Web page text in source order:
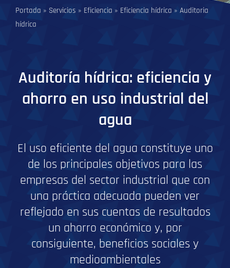
Portada » Servicios » Eficiencia » Eficiencia hídrica » Auditoria
hídrica
Auditoría hídrica: eficiencia y
ahorro en uso industrial del
agua
El uso eficiente del agua constituye uno
de los principales objetivos para las
empresas del sector industrial que con
una práctica adecuada pueden ver
reflejado en sus cuentas de resultados
un ahorro económico y, por
consiguiente, beneficios sociales y
medioambientales